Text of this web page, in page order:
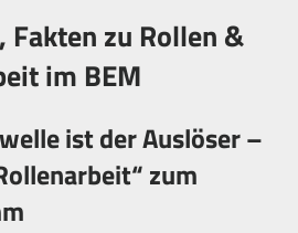
Fakten zu Rollen &
im BEM
ist der Auslöser –
zum